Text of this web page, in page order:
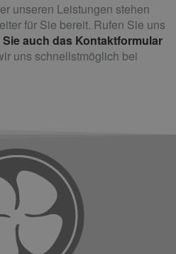
unseren Leistungen stehen
für Sie bereit. Rufen Sie uns
auch das Kontaktformular
uns schnellstmöglich bei